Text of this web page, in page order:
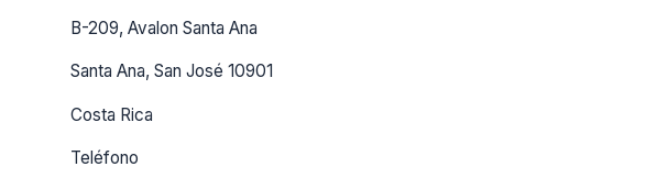
B-209, Avalon Santa Ana
Santa Ana, San José 10901
Costa Rica
Teléfono